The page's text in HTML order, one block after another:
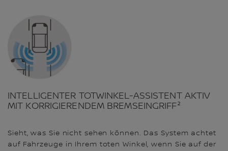
INTELLIGENTER TOTWINKEL-ASSISTENT AKTIV
MIT KORRIGIERENDEM BREMSEINGRIFF²
Sieht, was Sie nicht sehen können. Das System achtet
auf Fahrzeuge in Ihrem toten Winkel, wenn Sie auf der